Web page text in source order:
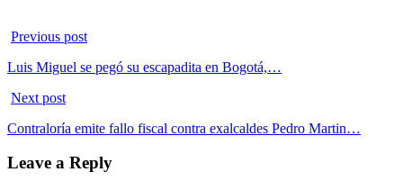
Previous post
Luis Miguel se pegó su escapadita en Bogotá,…
Next post
Contraloría emite fallo fiscal contra exalcaldes Pedro Martin…
Leave a Reply